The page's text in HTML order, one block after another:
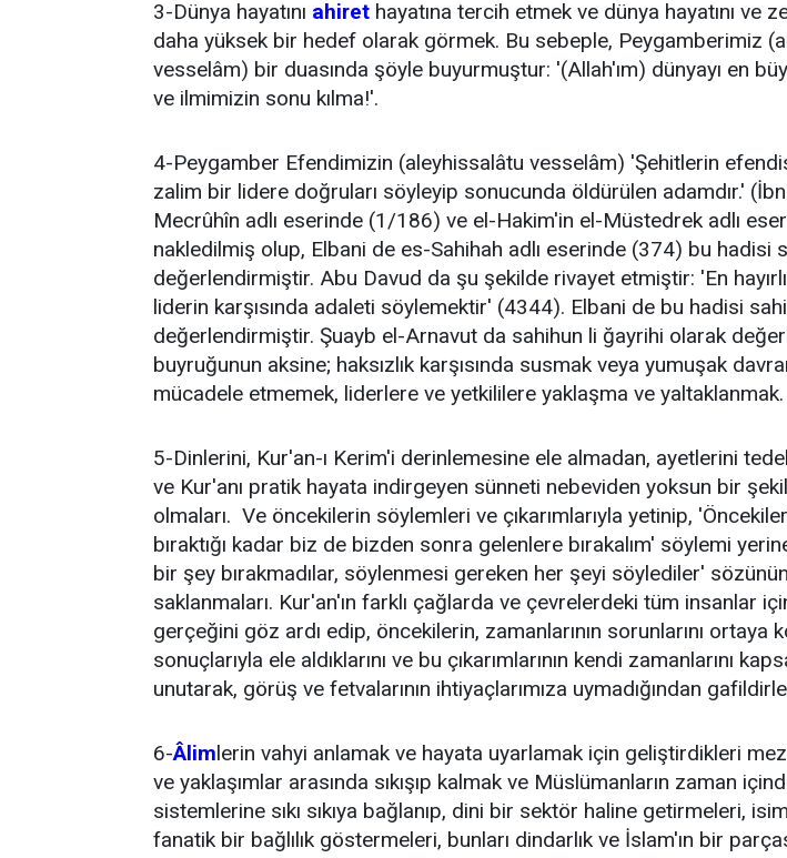
3-Dünya hayatını ahiret hayatına tercih etmek ve dünya hayatını ve
daha yüksek bir hedef olarak görmek. Bu sebeple, Peygamberimiz
vesselâm) bir duasında şöyle buyurmuştur: '(Allah'ım) dünyayı en
ve ilmimizin sonu kılma!'.
4-Peygamber Efendimizin (aleyhissalâtu vesselâm) 'Şehitlerin
zalim bir lidere doğruları söyleyip sonucunda öldürülen adamdır.'
Mecrûhîn adlı eserinde (1/186) ve el-Hakim'in el-Müstedrek adlı
nakledilmiş olup, Elbani de es-Sahihah adlı eserinde (374) bu hadisi
değerlendirmiştir. Abu Davud da şu şekilde rivayet etmiştir: 'En
liderin karşısında adaleti söylemektir' (4344). Elbani de bu hadisi
değerlendirmiştir. Şuayb el-Arnavut da sahihun li ğayrihi olarak
buyruğunun aksine; haksızlık karşısında susmak veya yumuşak
mücadele etmemek, liderlere ve yetkililere yaklaşma ve yaltaklanmak.
5-Dinlerini, Kur'an-ı Kerim'i derinlemesine ele almadan, ayetlerini
ve Kur'anı pratik hayata indirgeyen sünneti nebeviden yoksun bir
olmaları. Ve öncekilerin söylemleri ve çıkarımlarıyla yetinip,
bıraktığı kadar biz de bizden sonra gelenlere bırakalım' söylemi
bir şey bırakmadılar, söylenmesi gereken her şeyi söylediler'
saklanmaları. Kur'an'ın farklı çağlarda ve çevrelerdeki tüm insanlar
gerçeğini göz ardı edip, öncekilerin, zamanlarının sorunlarını ortaya
sonuçlarıyla ele aldıklarını ve bu çıkarımlarının kendi zamanlarını
unutarak, görüş ve fetvalarının ihtiyaçlarımıza uymadığından
6-Âlimlerin vahyi anlamak ve hayata uyarlamak için geliştirdikleri
ve yaklaşımlar arasında sıkışıp kalmak ve Müslümanların zaman
sistemlerine sıkı sıkıya bağlanıp, dini bir sektör haline getirmeleri,
fanatik bir bağlılık göstermeleri, bunları dindarlık ve İslam'ın bir